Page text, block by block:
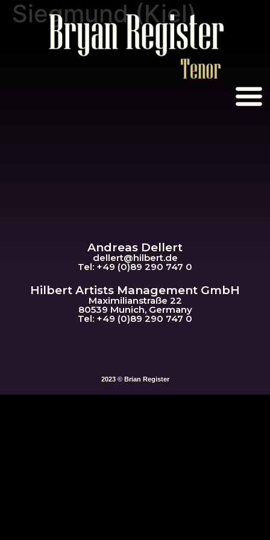
Siegmund (Kiel)
Andreas Dellert
dellert@hilbert.de
Tel: +49 (0)89 290 747 0
Hilbert Artists Management GmbH
Maximilianstraße 22
80539 Munich, Germany
Tel: +49 (0)89 290 747 0
2023 © Brian Register